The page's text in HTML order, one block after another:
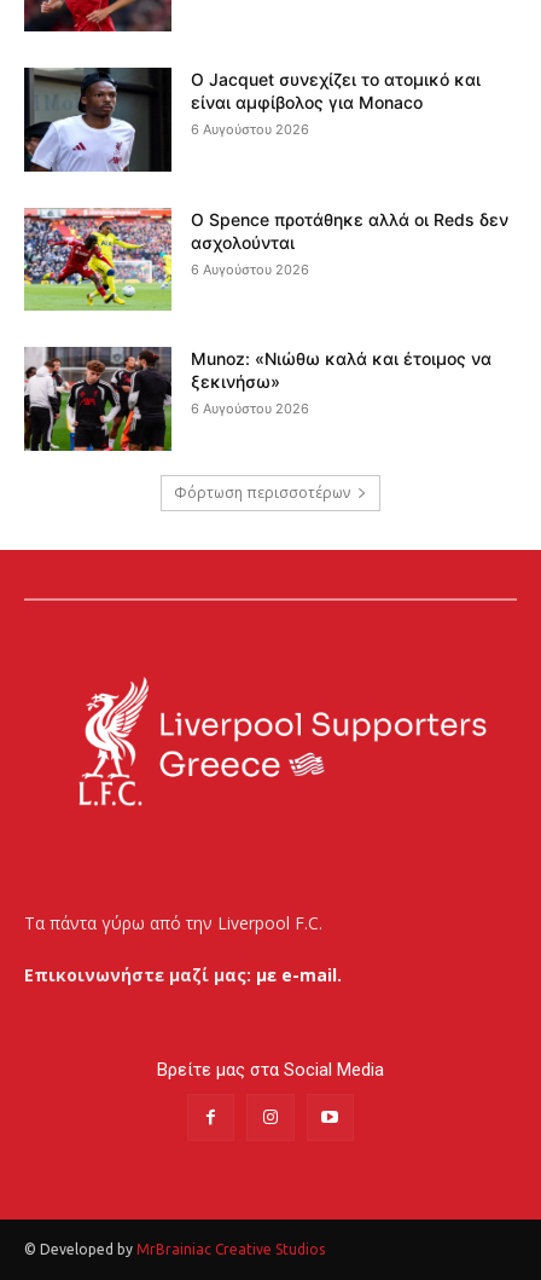
Ο Jacquet συνεχίζει το ατομικό και
είναι αμφίβολος για Monaco
6 Αυγούστου 2026
Ο Spence προτάθηκε αλλά οι Reds δεν
ασχολούνται
6 Αυγούστου 2026
Munoz: «Νιώθω καλά και έτοιμος να
ξεκινήσω»
6 Αυγούστου 2026
Φόρτωση περισσοτέρων
Τα πάντα γύρω από την Liverpool F.C.
Επικοινωνήστε μαζί μας: με e-mail.
Βρείτε μας στα Social Media
© Developed by MrBrainiac Creative Studios